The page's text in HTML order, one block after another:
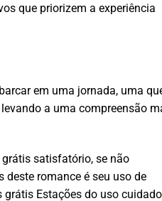
que priorizem a experiência
em uma jornada, uma
a uma compreensão
satisfatório, se não
romance é seu uso de
Estações do uso